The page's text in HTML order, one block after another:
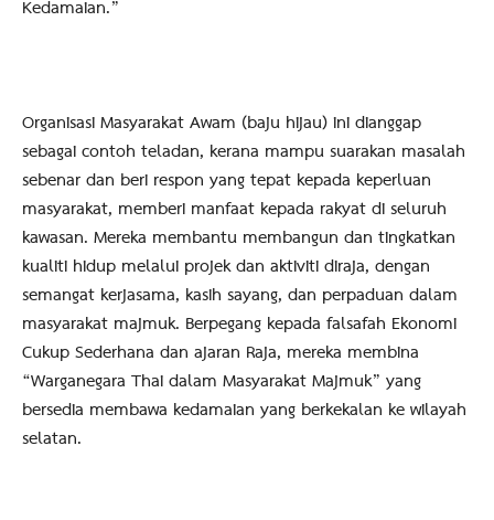
Kedamaian.”
Organisasi Masyarakat Awam (baju hijau) ini dianggap
sebagai contoh teladan, kerana mampu suarakan masalah
sebenar dan beri respon yang tepat kepada keperluan
masyarakat, memberi manfaat kepada rakyat di seluruh
kawasan. Mereka membantu membangun dan tingkatkan
kualiti hidup melalui projek dan aktiviti diraja, dengan
semangat kerjasama, kasih sayang, dan perpaduan dalam
masyarakat majmuk. Berpegang kepada falsafah Ekonomi
Cukup Sederhana dan ajaran Raja, mereka membina
“Warganegara Thai dalam Masyarakat Majmuk” yang
bersedia membawa kedamaian yang berkekalan ke wilayah
selatan.